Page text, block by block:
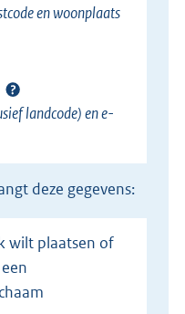
en woonplaats
landcode) en e-
deze gegevens: